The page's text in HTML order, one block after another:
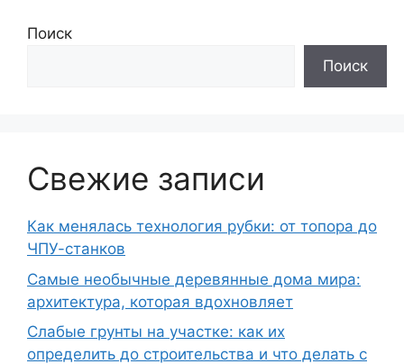
Поиск
Поиск
Свежие записи
Как менялась технология рубки: от топора до
ЧПУ-станков
Самые необычные деревянные дома мира:
архитектура, которая вдохновляет
Слабые грунты на участке: как их
определить до строительства и что делать с